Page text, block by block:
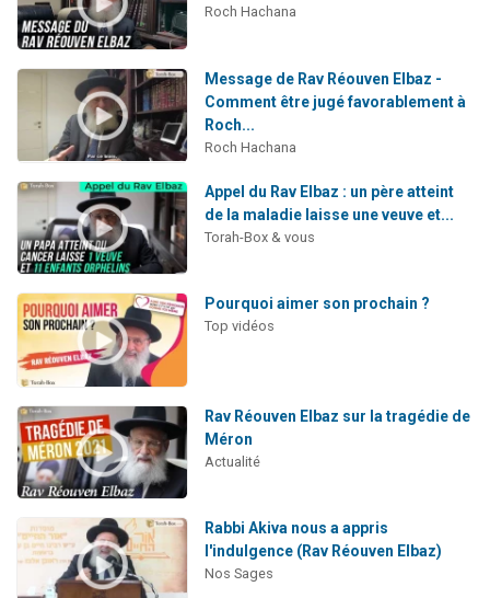
Roch Hachana
Message de Rav Réouven Elbaz -
Comment être jugé favorablement à
Roch...
Roch Hachana
Appel du Rav Elbaz : un père atteint
de la maladie laisse une veuve et...
Torah-Box & vous
Pourquoi aimer son prochain ?
Top vidéos
Rav Réouven Elbaz sur la tragédie de
Méron
Actualité
Rabbi Akiva nous a appris
l'indulgence (Rav Réouven Elbaz)
Nos Sages